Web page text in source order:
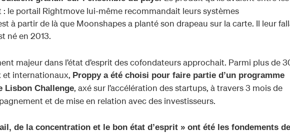
: le portail Rightmove lui-même recommandait leurs systèmes
à partir de là que Moonshapes a planté son drapeau sur la carte. Il leur
né en 2013.
majeur dans l’état d’esprit des cofondateurs approchait. Parmi plus de
internationaux, Proppy a été choisi pour faire partie d’un programme
Lisbon Challenge, axé sur l’accélération des startups, à travers 3 mois de
et de mise en relation avec des investisseurs.
de la concentration et le bon état d’esprit » ont été les fondements de